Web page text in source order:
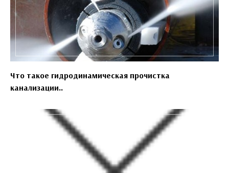
Что такое гидродинамическая прочистка
канализации..